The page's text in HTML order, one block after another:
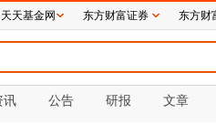
讯 公告 研报 文章
天天基金网 东方财富证券 东方财